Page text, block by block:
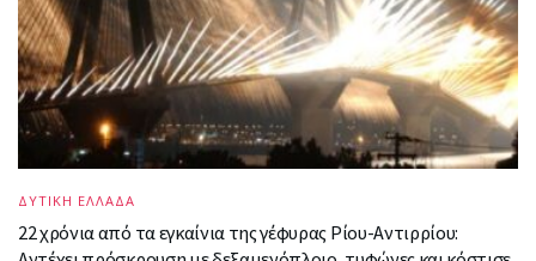
ΔΥΤΙΚΗ ΕΛΛΑΔΑ
22 χρόνια από τα εγκαίνια της γέφυρας Ρίου-Αντιρρίου: